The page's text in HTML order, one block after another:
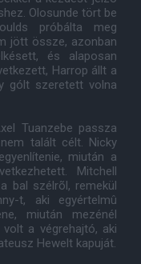
Olosunde tört be
próbálta meg
jött össze, azonban
és alaposan
Harrop állt a
gólt szeretett volna
Tuanzebe passza
talált célt. Nicky
miután a
Mitchell
bal szélrõl, remekül
t, aki egyértelmû
miután mezénél
a végrehajtó, aki
Hewelt kapuját.